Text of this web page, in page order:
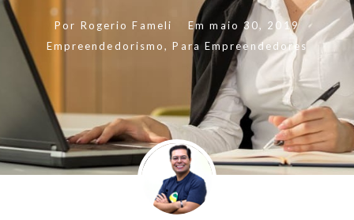
Por Rogerio Fameli Em maio 30, 2019
Empreendedorismo,Para Empreendedores